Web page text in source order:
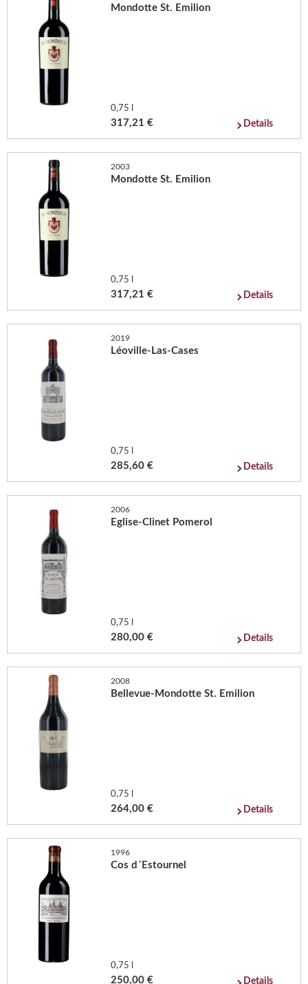
Mondotte St. Emilion
0,75 l
317,21 € Details
2003
Mondotte St. Emilion
0,75 l
317,21 € Details
2019
Léoville-Las-Cases
0,75 l
285,60 € Details
2006
Eglise-Clinet Pomerol
0,75 l
280,00 € Details
2008
Bellevue-Mondotte St. Emilion
0,75 l
264,00 € Details
1996
Cos d´Estournel
0,75 l
250,00 € Details